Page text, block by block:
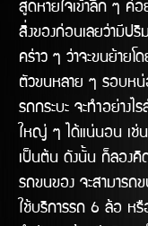
สูดหายใจเข้าลึก ๆ ค่
สิ่งของก่อนเลยว่ามีป
คร่าว ๆ ว่าจะขนย้ายโ
ตัวขนหลาย ๆ รอบหน่
รถกระบะ จะทำอย่างไ
ใหญ่ ๆ ได้แน่นอน เช่
เป็นต้น ดังนั้น ก็ลองคิด
รถขนของ จะสามารถข
ใช้บริการรถ 6 ล้อ ห